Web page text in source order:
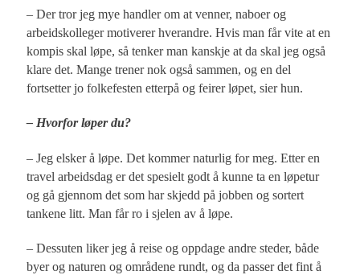
– Der tror jeg mye handler om at venner, naboer og
arbeidskolleger motiverer hverandre. Hvis man får vite at en
kompis skal løpe, så tenker man kanskje at da skal jeg også
klare det. Mange trener nok også sammen, og en del
fortsetter jo folkefesten etterpå og feirer løpet, sier hun.
– Hvorfor løper du?
– Jeg elsker å løpe. Det kommer naturlig for meg. Etter en
travel arbeidsdag er det spesielt godt å kunne ta en løpetur
og gå gjennom det som har skjedd på jobben og sortert
tankene litt. Man får ro i sjelen av å løpe.
– Dessuten liker jeg å reise og oppdage andre steder, både
byer og naturen og områdene rundt, og da passer det fint å